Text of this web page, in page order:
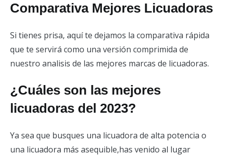
Comparativa Mejores Licuadoras
Si tienes prisa, aquí te dejamos la comparativa rápida
que te servirá como una versión comprimida de
nuestro analisis de las mejores marcas de licuadoras.
¿Cuáles son las mejores
licuadoras del 2023?
Ya sea que busques una licuadora de alta potencia o
una licuadora más asequible,has venido al lugar